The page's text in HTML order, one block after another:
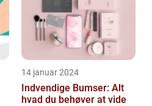
14 januar 2024
Indvendige Bumser: Alt
hvad du behøver at vide